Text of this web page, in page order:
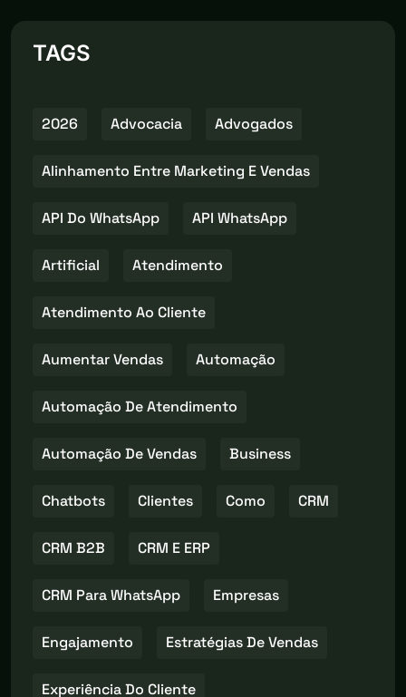
TAGS
2026 Advocacia Advogados
Alinhamento Entre Marketing E Vendas
API Do WhatsApp API WhatsApp
Artificial Atendimento
Atendimento Ao Cliente
Aumentar Vendas Automação
Automação De Atendimento
Automação De Vendas Business
Chatbots Clientes Como CRM
CRM B2B CRM E ERP
CRM Para WhatsApp Empresas
Engajamento Estratégias De Vendas
Experiência Do Cliente